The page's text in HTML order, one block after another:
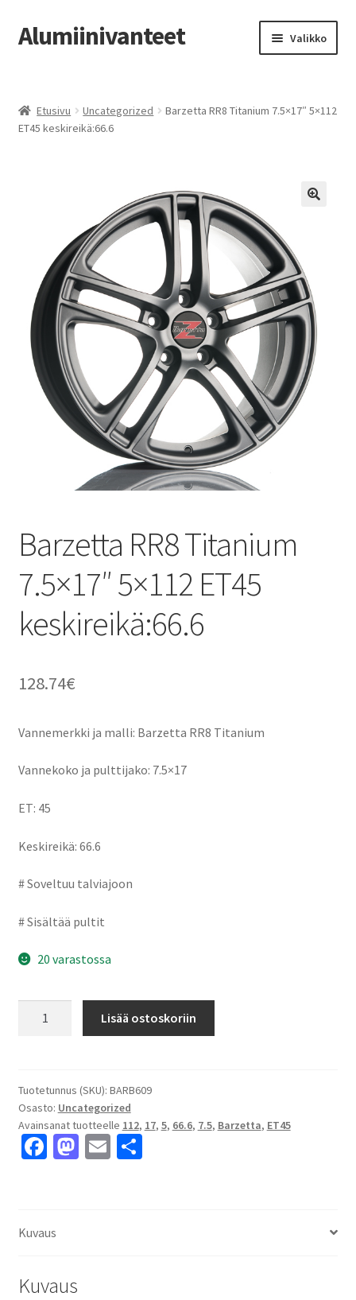
Siirry
navigointiin
Siirry
sisältöön
Alumiinivanteet Valikko
Kauppa
Vanteiden osto-opas
Auton renkaat
Yhteystiedot
Etusivu Uncategorized
Barzetta RR8 Titanium 7.5×17″ 5×112
ET45 keskireikä:66.6
Barzetta RR8 Titanium
7.5×17″ 5×112 ET45
keskireikä:66.6
128.74€
Vannemerkki ja malli: Barzetta RR8 Titanium
Vannekoko ja pulttijako: 7.5×17
ET: 45
Keskireikä: 66.6
# Soveltuu talviajoon
# Sisältää pultit
20 varastossa
5x112
ET45
keskireikä:66.6
määrä
Lisää ostoskoriin
Tuotetunnus (SKU): BARB609
Osasto: Uncategorized
Avainsanat tuotteelle 112, 17, 5, 66.6, 7.5, Barzetta, ET45
Fa
o
o
M E S
Kuvaus
Kuvaus